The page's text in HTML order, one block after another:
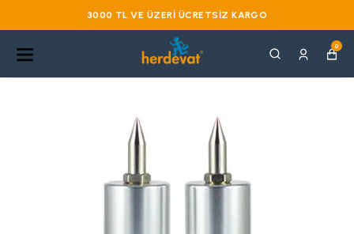
3000 TL VE ÜZERI ÜCRETSIZ KARGO
0